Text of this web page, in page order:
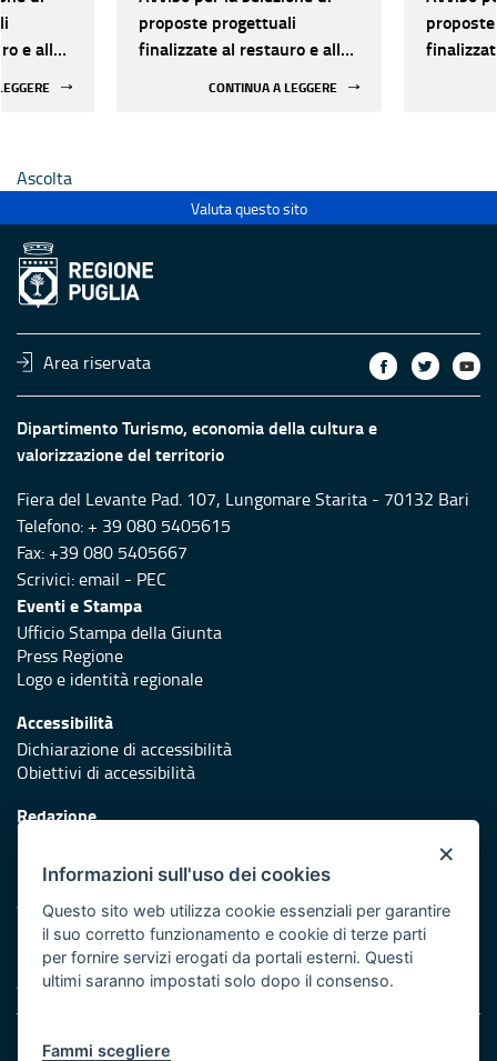
e alla
proposte progettuali
finalizzate al restauro e alla
CONTINUA A LEGGERE
Ascolta
Valuta questo sito
Area riservata
Dipartimento Turismo, economia della cultura e
valorizzazione del territorio
Fiera del Levante Pad. 107, Lungomare Starita - 70132 Bari
Telefono: + 39 080 5405615
Fax: +39 080 5405667
Scrivici:email - PEC
Eventi e Stampa
Ufficio Stampa della Giunta
Press Regione
Logo e identità regionale
Accessibilità
Dichiarazione di accessibilità
Obiettivi di accessibilità
Redazione
Protezione civile
Vai al sito di Protezione Civile Puglia
Iniziativa finanziata con risorse del POR Puglia 2014/2020 -
Asse XI
Note legali
×
Informazioni sull'uso dei cookies
Questo sito web utilizza cookie essenziali per garantire
il suo corretto funzionamento e cookie di terze parti
per fornire servizi erogati da portali esterni. Questi
ultimi saranno impostati solo dopo il consenso.
Fammi scegliere